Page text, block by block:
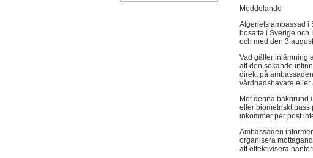
Meddelande
Algeriets ambassad i
bosatta i Sverige och
och med den 3
Vad gäller inlämning
att den sökande
direkt på
vårdnadshavare
Mot denna bakgrund
eller biometriskt pass
inkommer per post
Ambassaden
organisera
att effektivisera